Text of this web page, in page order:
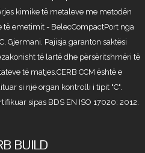
kimike të metaleve me metodën
të emetimit - BelecCompactPort nga
Gjermani. Pajisja garanton saktësi
të lartë dhe përsëritshmëri të
të matjes.CERB CCM është e
si një organ kontrolli i tipit "C".
sipas BDS EN ISO 17020: 2012.
BUILD